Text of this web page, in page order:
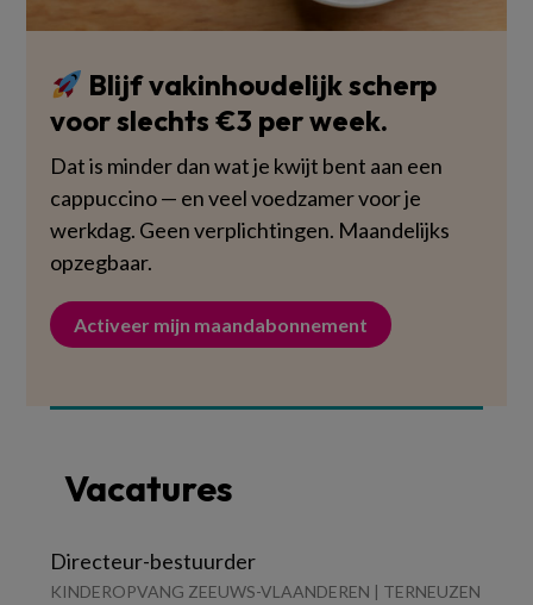
Blijf vakinhoudelijk scherp
voor slechts €3 per week.
Dat is minder dan wat je kwijt bent aan een
cappuccino — en veel voedzamer voor je
werkdag. Geen verplichtingen. Maandelijks
opzegbaar.
Activeer mijn maandabonnement
Vacatures
Directeur-bestuurder
KINDEROPVANG ZEEUWS-VLAANDEREN | TERNEUZEN